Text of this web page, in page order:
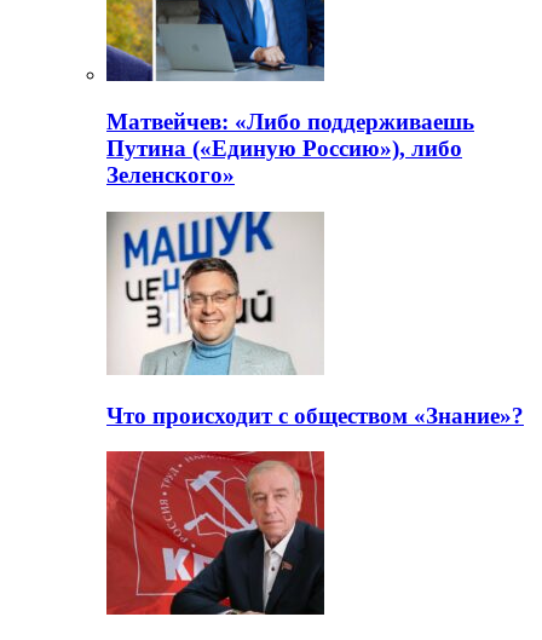
Матвейчев: «Либо поддерживаешь
Путина («Единую Россию»), либо
Зеленского»
Что происходит с обществом «Знание»?